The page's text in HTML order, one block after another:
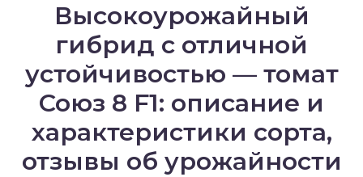
Высокоурожайный
гибрид с отличной
устойчивостью — томат
Союз 8 F1: описание и
характеристики сорта,
отзывы об урожайности